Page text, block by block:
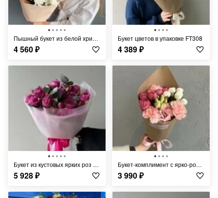
Пышный букет из белой хризантемы FT317
4 560₽
Букет цветов в упаковке FT308
4 389₽
Букет из кустовых ярких роз с эвкалиптом FT523
5 928₽
Букет-комплимент с ярко-розовой розой FT469
3 990₽